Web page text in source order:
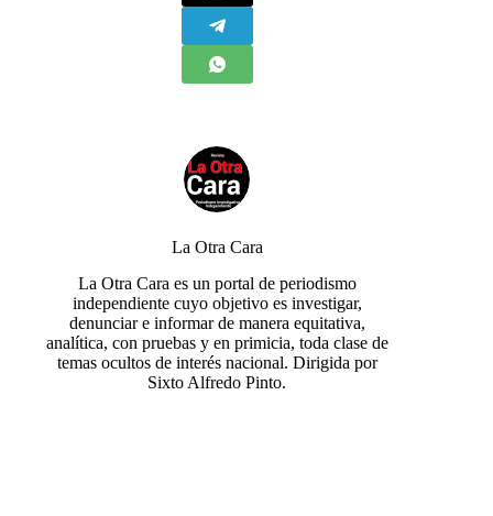
La Otra Cara
La Otra Cara es un portal de periodismo
independiente cuyo objetivo es investigar,
denunciar e informar de manera equitativa,
analítica, con pruebas y en primicia, toda clase de
temas ocultos de interés nacional. Dirigida por
Sixto Alfredo Pinto.